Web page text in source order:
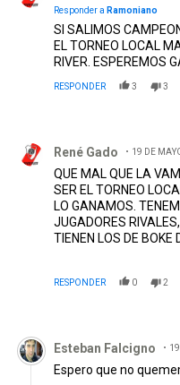
Responder a Ramoniano
SI SALIMOS
EL TORNEO LOCAL
RIVER. ESPEREMOS
RESPONDER 3 3
René Gado 19 DE
QUE MAL QUE LA
SER EL TORNEO
LO GANAMOS.
JUGADORES
TIENEN LOS DE BOKE
PASEMOS EN
LES PROPINEMOS LA
TODO ESO
RESPONDER 0 2
Comentario de Esteban
Esteban Falcigno
Espero que no